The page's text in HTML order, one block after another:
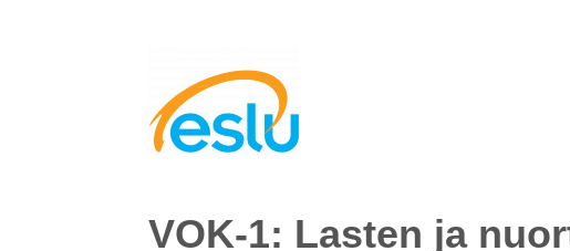
VOK-1: Lasten ja